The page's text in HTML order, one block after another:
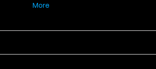
More